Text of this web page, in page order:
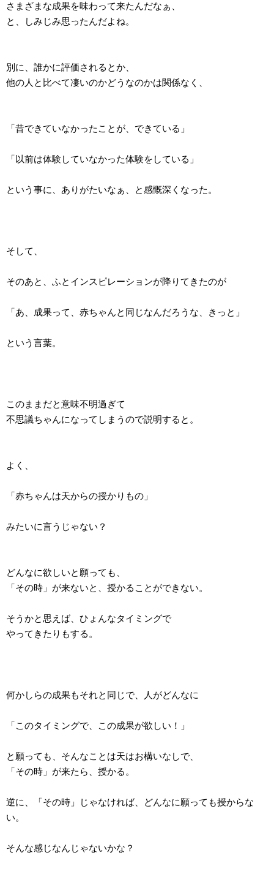
さまざまな成果を味わって来たんだなぁ、
と、しみじみ思ったんだよね。
別に、誰かに評価されるとか、
他の人と比べて凄いのかどうなのかは関係なく、
「昔できていなかったことが、できている」
「以前は体験していなかった体験をしている」
という事に、ありがたいなぁ、と感慨深くなった。
そして、
そのあと、ふとインスピレーションが降りてきたのが
「あ、成果って、赤ちゃんと同じなんだろうな、きっと」
という言葉。
このままだと意味不明過ぎて
不思議ちゃんになってしまうので説明すると。
よく、
「赤ちゃんは天からの授かりもの」
みたいに言うじゃない？
どんなに欲しいと願っても、
「その時」が来ないと、授かることができない。
そうかと思えば、ひょんなタイミングで
やってきたりもする。
何かしらの成果もそれと同じで、人がどんなに
「このタイミングで、この成果が欲しい！」
と願っても、そんなことは天はお構いなしで、
「その時」が来たら、授かる。
逆に、「その時」じゃなければ、どんなに願っても授からな
い。
そんな感じなんじゃないかな？